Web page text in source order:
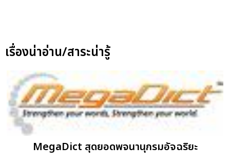
เรื่องน่าอ่าน/สาระน่ารู้
MegaDict สุดยอดพจนานุกรมอัจฉริยะ